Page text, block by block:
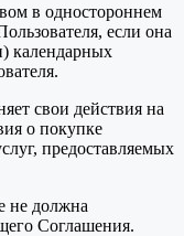
в одностороннем
если она
календарных
свои действия на
о покупке
предоставляемых
не должна
Соглашения.